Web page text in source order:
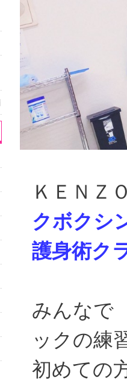
ＫＥＮ
クボクシ
護身術ク
みんなで
ックの練
初めての